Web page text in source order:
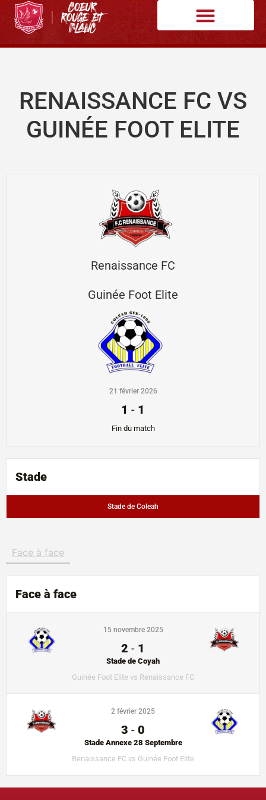
RENAISSANCE FC VS
GUINÉE FOOT ELITE
Renaissance FC
Guinée Foot Elite
21 février 2026
1 - 1
Fin du match
Stade
Stade de Coleah
Face à face
Face à face
15 novembre 2025
2 - 1
Stade de Coyah
Guinée Foot Elite vs Renaissance FC
2 février 2025
3 - 0
Stade Annexe 28 Septembre
Renaissance FC vs Guinée Foot Elite